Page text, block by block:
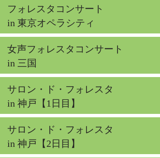
フォレスタコンサート
in 東京オペラシティ
女声フォレスタコンサート
in 三国
サロン・ド・フォレスタ
in 神戸【1日目】
サロン・ド・フォレスタ
in 神戸【2日目】